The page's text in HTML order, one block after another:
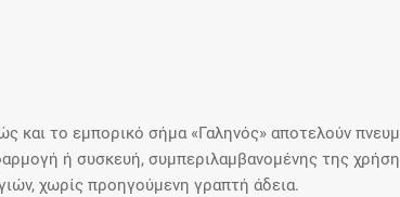
το εμπορικό σήμα «Γαληνός» αποτελούν
ή συσκευή, συμπεριλαμβανομένης της
χωρίς προηγούμενη γραπτή άδεια.